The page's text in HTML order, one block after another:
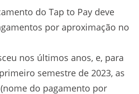
do Tap to Pay deve
por aproximação no
nos últimos anos, e, para
semestre de 2023, as
do pagamento por